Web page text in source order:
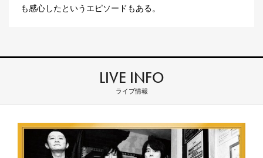
も感心したというエピソードもある。
LIVE INFO
ライブ情報